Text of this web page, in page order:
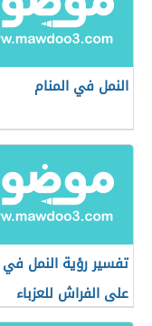
النمل في المنام
تفسير رؤية النمل في
على الفراش للعزباء